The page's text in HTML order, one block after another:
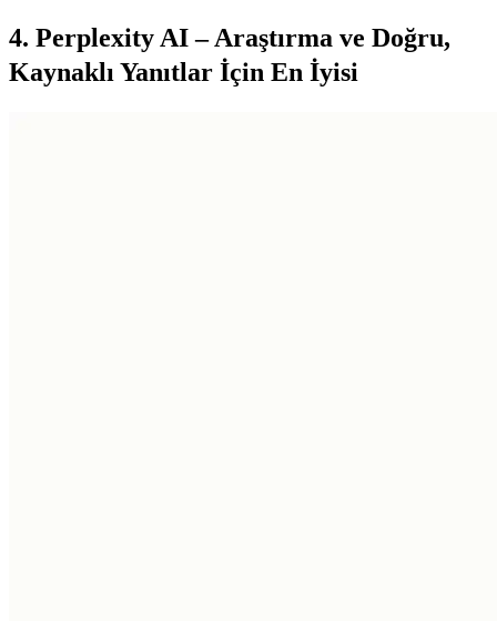
4. Perplexity AI – Araştırma ve Doğru,
Kaynaklı Yanıtlar İçin En İyisi